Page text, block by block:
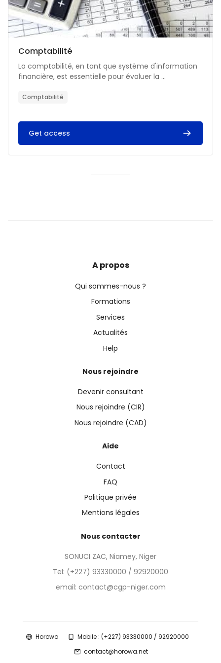
Catégorie de cours
Nom du cours
Comptabilité
Résumé du cours :
La comptabilité, en tant que système d'information
financière, est essentielle pour évaluer la ...
Comptabilité
Get access
A propos
Qui sommes-nous ?
Formations
Services
Actualités
Help
Nous rejoindre
Devenir consultant
Nous rejoindre (CIR)
Nous rejoindre (CAD)
Aide
Contact
FAQ
Politique privée
Mentions légales
Nous contacter
SONUCI ZAC, Niamey, Niger
Tel: (+227) 93330000 / 92920000
email: contact@cgp-niger.com
Horowa
Mobile : (+227) 93330000 / 92920000
contact@horowa.net